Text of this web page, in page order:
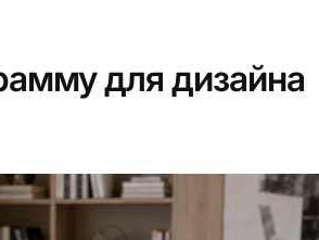
для дизайна